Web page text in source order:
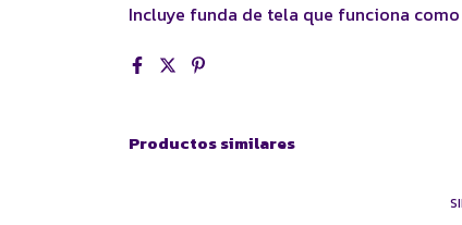
Incluye funda de tela que funciona
Productos similares